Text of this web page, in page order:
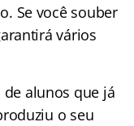
Se você souber
vários
de alunos que já
o seu